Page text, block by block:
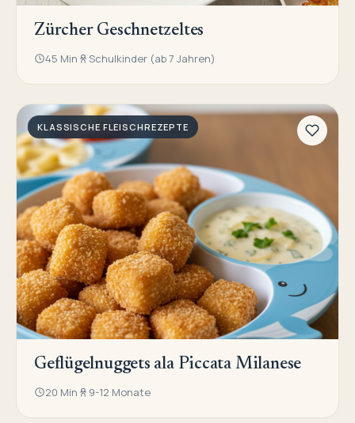
Zürcher Geschnetzeltes
45 Min Schulkinder (ab 7 Jahren)
KLASSISCHE FLEISCHREZEPTE
Geflügelnuggets ala Piccata Milanese
20 Min 9-12 Monate